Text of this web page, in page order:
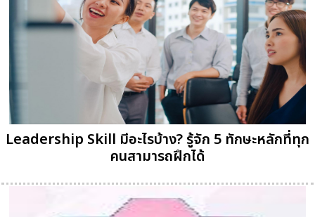
Leadership Skill มีอะไรบ้าง? รู้จัก 5 ทักษะหลักที่ทุก
คนสามารถฝึกได้